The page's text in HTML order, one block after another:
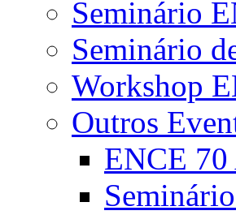
Seminário
Seminário
Workshop
Outros
ENCE 70